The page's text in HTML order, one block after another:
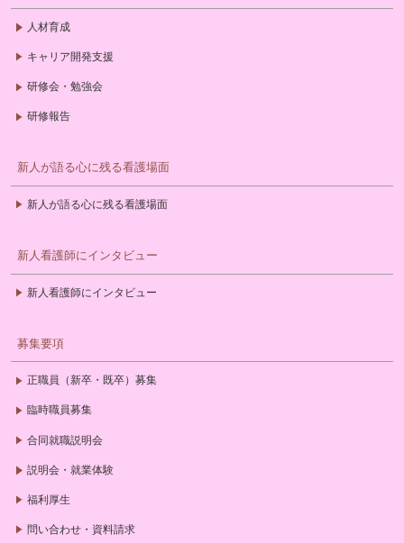
人材育成
キャリア開発支援
研修会・勉強会
研修報告
新人が語る心に残る看護場面
新人が語る心に残る看護場面
新人看護師にインタビュー
新人看護師にインタビュー
募集要項
正職員（新卒・既卒）募集
臨時職員募集
合同就職説明会
説明会・就業体験
福利厚生
問い合わせ・資料請求